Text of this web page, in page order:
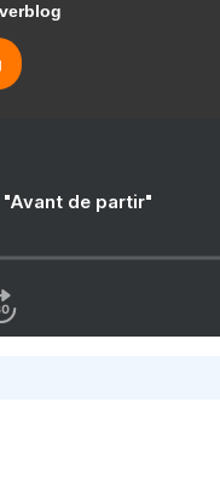
"Avant de partir"